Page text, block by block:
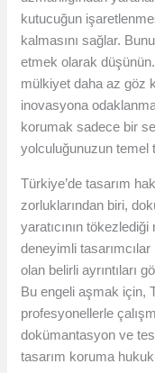
kutucuğun
kalmasını sağlar.
etmek olarak
mülkiyet daha az göz
inovasyona
korumak sadece bir
yolculuğunuzun temel
Türkiye’de tasarım
zorluklarından biri,
yaratıcının
deneyimli
olan belirli ayrıntıları
Bu engeli aşmak için,
profesyonellerle
dokümantasyon ve
tasarım koruma